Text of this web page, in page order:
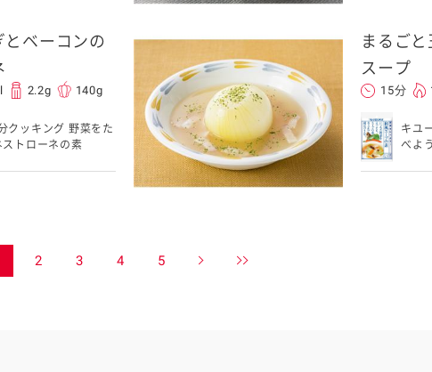
とベーコンの
2.2g 140g
クッキング 野菜をた
トローネの素
まるご
スープ
15分
キユ
べよ
2 3 4 5